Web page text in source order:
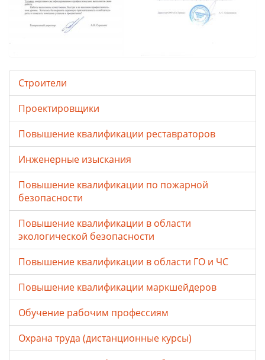
Строители
Проектировщики
Повышение квалификации реставраторов
Инженерные изыскания
Повышение квалификации по пожарной
безопасности
Повышение квалификации в области
экологической безопасности
Повышение квалификации в области ГО и ЧС
Повышение квалификации маркшейдеров
Обучение рабочим профессиям
Охрана труда (дистанционные курсы)